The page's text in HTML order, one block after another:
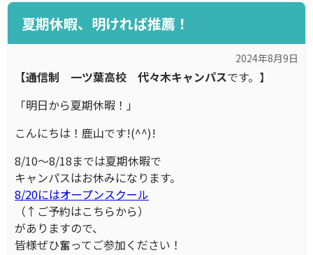
夏期休暇、明ければ推薦！
2024年8月9日
【通信制 一ツ葉高校 代々木キャンパスです。】
「明日から夏期休暇！」
こんにちは！鹿山です!(^^)!
8/10～8/18までは夏期休暇で
キャンパスはお休みになります。
8/20にはオープンスクール
（↑ご予約はこちらから）
がありますので、
皆様ぜひ奮ってご参加ください！